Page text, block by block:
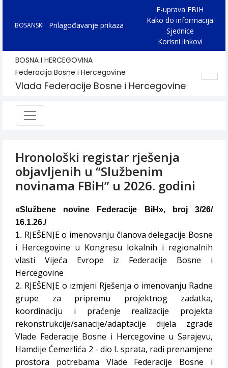
BOSANSKI Prilagođavanje prikaza
E-uprava FBIH
Kako do informacija
Sjednice
Korisni linkovi
BOSNA I HERCEGOVINA
Federacija Bosne i Hercegovine
Vlada Federacije Bosne i Hercegovine
Hronološki registar rješenja
objavljenih u “Službenim
novinama FBiH” u 2026. godini
«Službene novine Federacije BiH», broj 3/26/
16.1.26./
1. RJEŠENJE o imenovanju članova delegacije Bosne
i Hercegovine u Kongresu lokalnih i regionalnih
vlasti Vijeća Evrope iz Federacije Bosne i
Hercegovine
2. RJEŠENJE o izmjeni Rješenja o imenovanju Radne
grupe za pripremu projektnog zadatka,
koordinaciju i praćenje realizacije projekta
rekonstrukcije/sanacije/adaptacije dijela zgrade
Vlade Federacije Bosne i Hercegovine u Sarajevu,
Hamdije Ćemerlića 2 - dio I. sprata, radi prenamjene
prostora potrebama Vlade Federacije Bosne i